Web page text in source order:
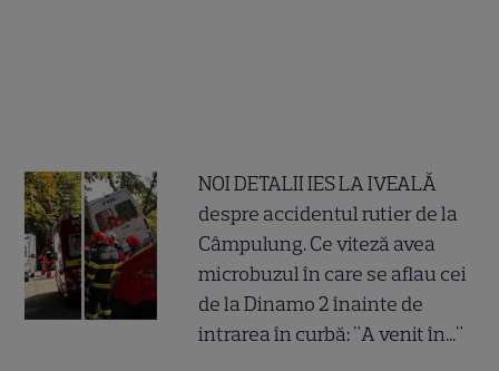
NOI DETALII IES LA IVEALĂ
despre accidentul rutier de la
Câmpulung. Ce viteză avea
microbuzul în care se aflau cei
de la Dinamo 2 înainte de
intrarea în curbă: "A venit în..."